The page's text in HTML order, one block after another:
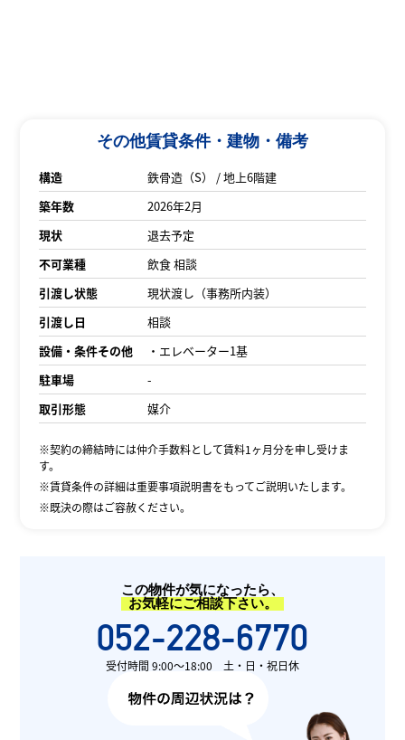
その他賃貸条件・建物・備考
構造
鉄骨造（S） / 地上6階建
築年数
2026年2月
現状
退去予定
不可業種
飲食 相談
引渡し状態
現状渡し（事務所内装）
引渡し日
相談
設備・条件その他
・エレベーター1基
駐車場
-
取引形態
媒介
※契約の締結時には仲介手数料として賃料1ヶ月分を申し受けま
す。
※賃貸条件の詳細は重要事項説明書をもってご説明いたします。
※既決の際はご容赦ください。
この物件が気になったら、
お気軽にご相談下さい。
052-228-6770
受付時間 9:00〜18:00 土・日・祝日休